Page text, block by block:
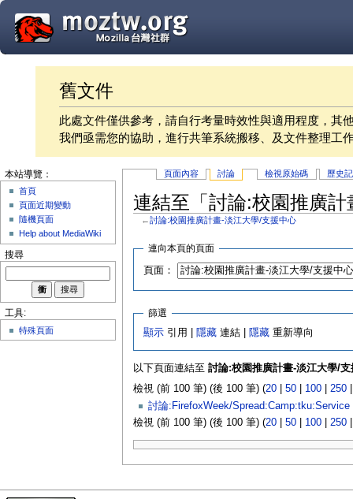
舊文件
此處文件僅供參考，請自行考量時效性與適用程度，其
我們亟需您的協助，進行共筆系統搬移、及文件整理工
頁面內容 討論 檢視原始碼 歷史
連結至「討論:校園推廣
←討論:校園推廣計畫-淡江大學/支援中心
連向本頁的頁面
頁面：
篩選
顯示 引用 | 隱藏 連結 | 隱藏 重新導向
以下頁面連結至 討論:校園推廣計畫-淡江大學/支
檢視 (前 100 筆) (後 100 筆) (20| 50| 100| 250
討論:FirefoxWeek/Spread:Camp:tku:Service
檢視 (前 100 筆) (後 100 筆) (20| 50| 100| 250
本站導覽：
首頁
頁面近期變動
隨機頁面
Help about MediaWiki
搜尋
工具:
特殊頁面